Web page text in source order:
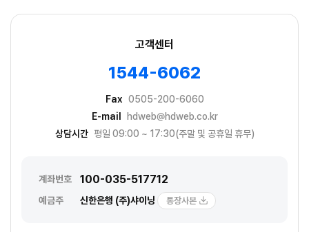
고객센터
1544-6062
Fax 0505-200-6060
E-mail
hdweb@hdweb.co.kr
상담시간 평일 09:00 ~ 17:30(주말 및 공휴일 휴무)
계좌번호 100-035-517712
예금주 신한은행 (주)샤이닝 통장사본